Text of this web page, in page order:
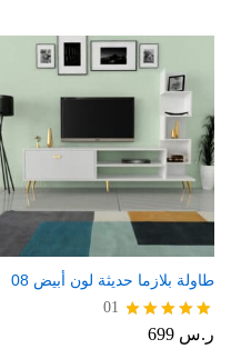
طاولة بلازما حديثة لون أبيض 08
تم التقييم
01
ر.س